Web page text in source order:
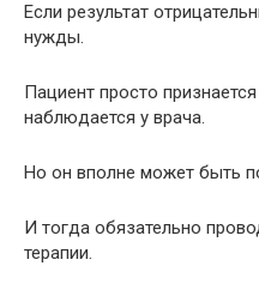
Если результат
нужды.
Пациент просто
наблюдается у врача.
Но он вполне может быть
И тогда обязательно
терапии.